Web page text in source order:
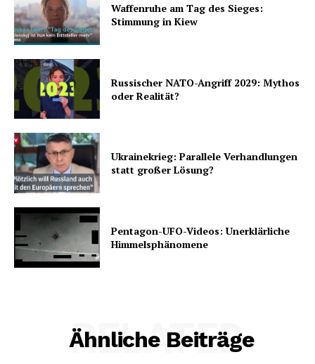
Waffenruhe am Tag des Sieges:
Stimmung in Kiew
Russischer NATO-Angriff 2029: Mythos
oder Realität?
Ukrainekrieg: Parallele Verhandlungen
statt großer Lösung?
Pentagon-UFO-Videos: Unerklärliche
Himmelsphänomene
Ähnliche Beiträge
RELATED